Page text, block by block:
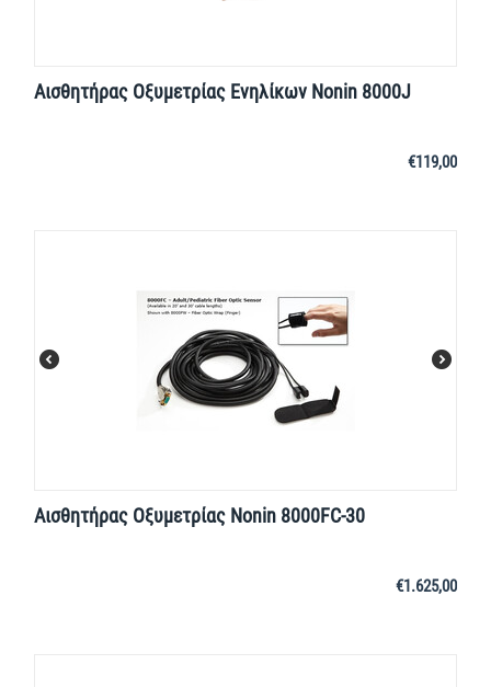
Αισθητήρας Οξυμετρίας Ενηλίκων Nonin 8000J
€119,00
Αισθητήρας Οξυμετρίας Nonin 8000FC-30
€1.625,00